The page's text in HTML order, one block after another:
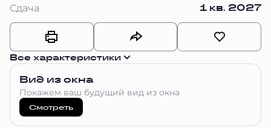
Сдача 1 кв. 2027
Все характеристики
Вид из окна
Покажем ваш будущий вид из окна
Смотреть